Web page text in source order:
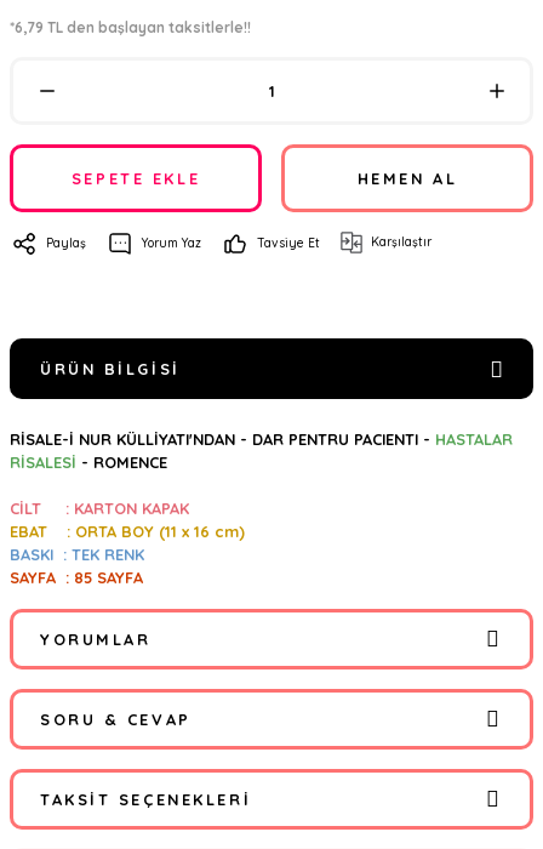
*6,79 TL den başlayan taksitlerle!!
SEPETE EKLE HEMEN AL
Paylaş Yorum Yaz Tavsiye Et Karşılaştır
ÜRÜN BILGISI
RİSALE-İ NUR KÜLLİYATI'NDAN - DAR PENTRU PACIENTI - HASTALAR
RİSALESİ - ROMENCE
CİLT : KARTON KAPAK
EBAT : ORTA BOY (11 x 16 cm)
BASKI : TEK RENK
SAYFA : 85 SAYFA
YORUMLAR
Bu ürüne ilk yorumu siz yapın!
Yorum Yaz
SORU & CEVAP
Ürün hakkında henüz soru sorulmamış.
TAKSIT SEÇENEKLERI